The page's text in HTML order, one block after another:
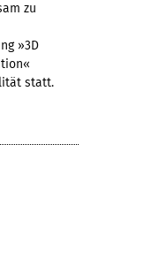
zu
»3D
statt.